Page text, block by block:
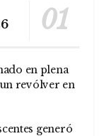
en plena
revólver en
generó